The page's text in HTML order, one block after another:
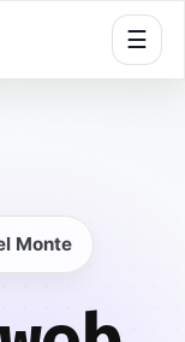
☰
Monte